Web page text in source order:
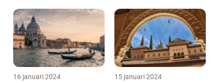
16 januari 2024 15 januari 2024